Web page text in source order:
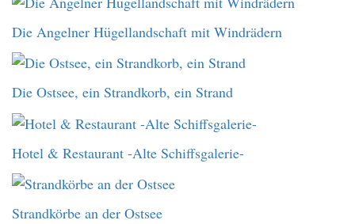
Die Angelner Hügellandschaft mit Windrädern
Die Ostsee, ein Strandkorb, ein Strand
Hotel & Restaurant -Alte Schiffsgalerie-
Strandkörbe an der Ostsee